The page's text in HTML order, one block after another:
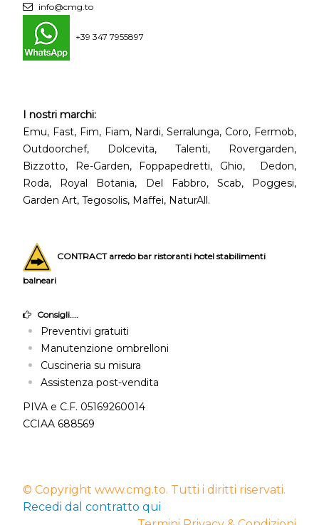
info@cmg.to
+39 347 7955897
I nostri marchi:
Emu, Fast, Fim, Fiam, Nardi, Serralunga, Coro, Fermob,
Outdoorchef, Dolcevita, Talenti, Rovergarden,
Bizzotto, Re-Garden, Foppapedretti, Ghio, Dedon,
Roda, Royal Botania, Del Fabbro, Scab, Poggesi,
Garden Art, Tegosolis, Maffei, NaturAll.
CONTRACT arredo bar ristoranti hotel stabilimenti
balneari
Consigli....
Preventivi gratuiti
Manutenzione ombrelloni
Cuscineria su misura
Assistenza post-vendita
PIVA e C.F. 05169260014
CCIAA 688569
© Copyright www.cmg.to. Tutti i diritti riservati.
Recedi dal contratto qui